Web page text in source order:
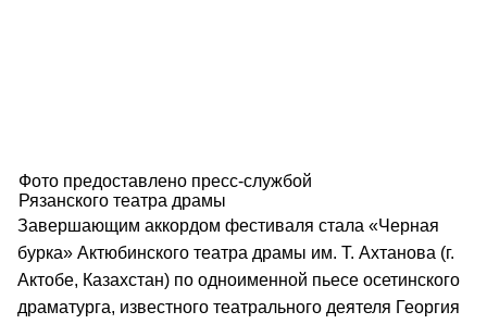
Фото предоставлено пресс-службой
Рязанского театра драмы
Завершающим аккордом фестиваля стала «Черная
бурка» Актюбинского театра драмы им. Т. Ахтанова (г.
Актобе, Казахстан) по одноименной пьесе осетинского
драматурга, известного театрального деятеля Георгия